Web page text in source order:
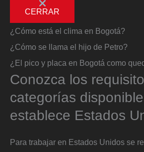
CERRAR
¿Cómo está el clima en Bogotá?
¿Cómo se llama el hijo de Petro?
¿El pico y placa en Bogotá como
Conozca los
categorías
establece Estados
Para trabajar en Estados Unidos se